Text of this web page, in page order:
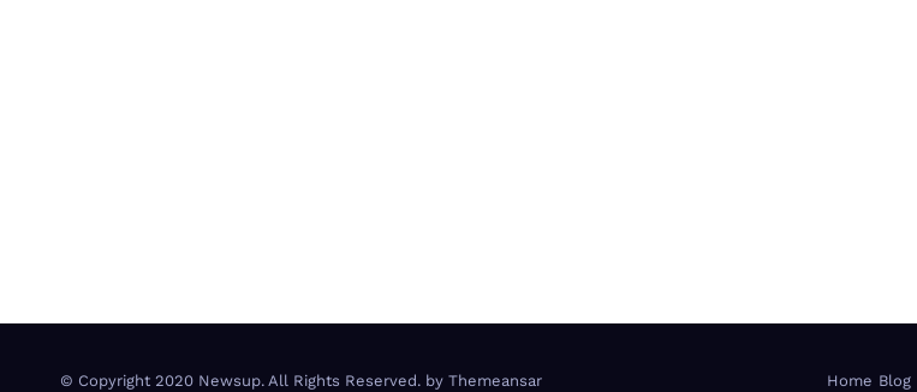
© Copyright 2020 Newsup. All Rights Reserved. by Themeansar Home Blog